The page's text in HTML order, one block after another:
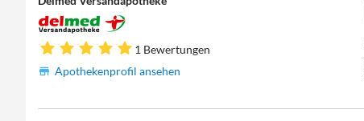
1 Bewertungen
Apothekenprofil ansehen